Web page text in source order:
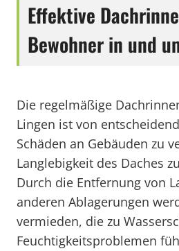
Effektive
Bewohner in und
Die regelmäßige
Lingen ist von
Schäden an Gebäuden zu
Langlebigkeit des Daches
Durch die Entfernung von
anderen Ablagerungen
vermieden, die zu
Feuchtigkeitsproblemen